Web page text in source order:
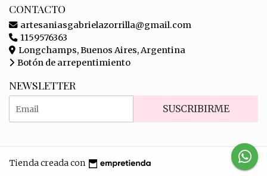
CONTACTO
artesaniasgabrielazorrilla@gmail.com
1159576363
Longchamps, Buenos Aires, Argentina
Botón de arrepentimiento
NEWSLETTER
SUSCRIBIRME
Tienda creada con